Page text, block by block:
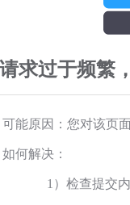
求过于频繁
可能原因：您对该页
如何解决：
1）检查提交